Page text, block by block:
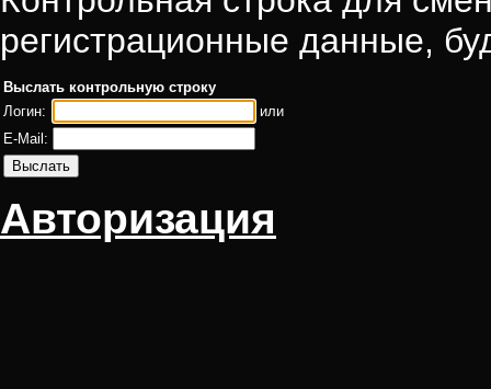
регистрационные данные,
Выслать контрольную строку
Логин:
или
E-Mail:
Авторизация